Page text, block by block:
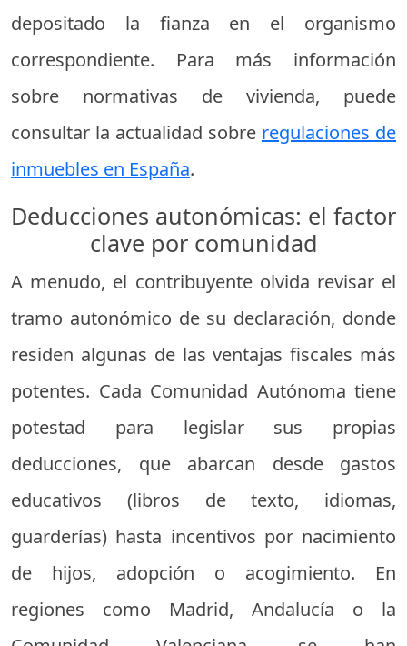
depositado la fianza en el organismo
correspondiente. Para más información
sobre normativas de vivienda, puede
consultar la actualidad sobre regulaciones de
inmuebles en España.
Deducciones autonómicas: el factor
clave por comunidad
A menudo, el contribuyente olvida revisar el
tramo autonómico de su declaración, donde
residen algunas de las ventajas fiscales más
potentes. Cada Comunidad Autónoma tiene
potestad para legislar sus propias
deducciones, que abarcan desde gastos
educativos (libros de texto, idiomas,
guarderías) hasta incentivos por nacimiento
de hijos, adopción o acogimiento. En
regiones como Madrid, Andalucía o la